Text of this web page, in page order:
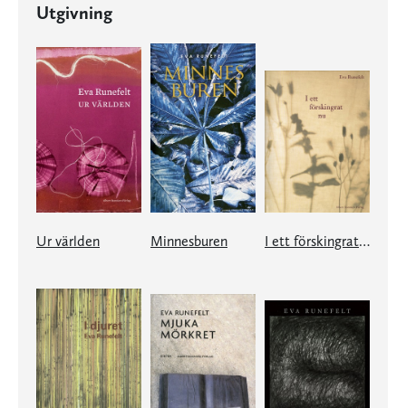
Utgivning
Ur världen Minnesburen I ett förskingrat nu